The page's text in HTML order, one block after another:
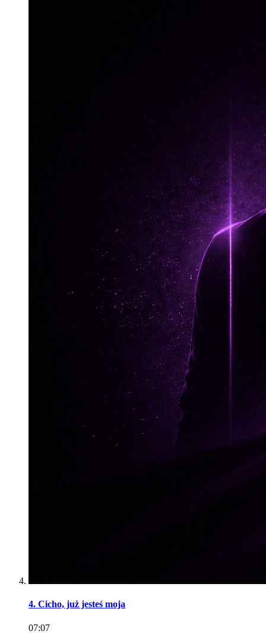
4. Cicho, już jesteś moja
07:07